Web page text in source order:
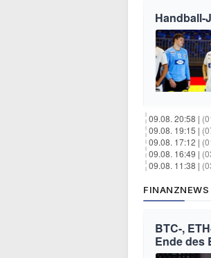
Handball-
09.08. 20:58 |
09.08. 19:15 |
09.08. 17:12 |
09.08. 16:49 |
09.08. 11:38 |
FINANZNEWS
BTC-,
Ende des